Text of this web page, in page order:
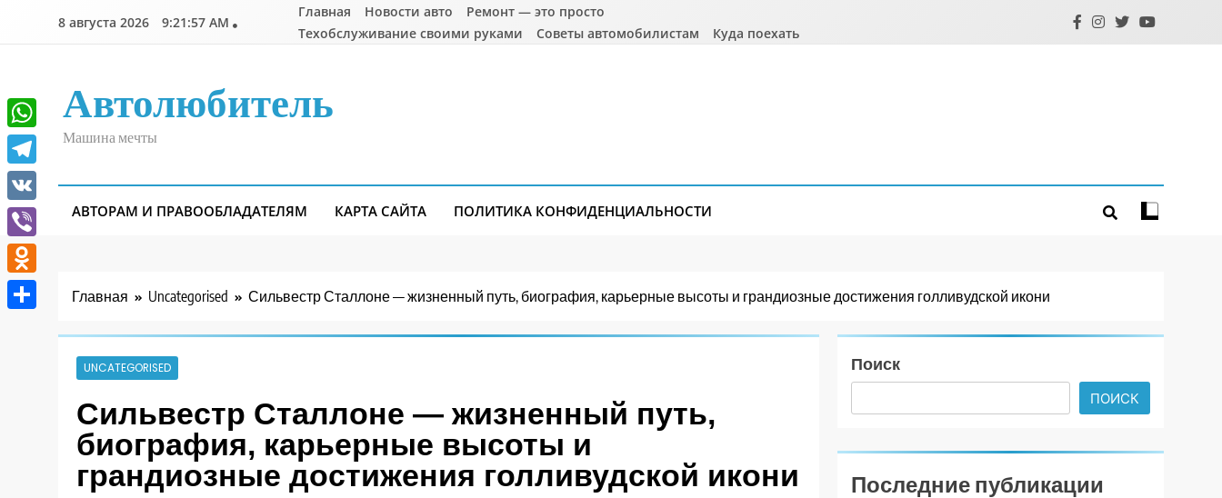
8 августа 2026 9:21:58 AM
Главная Новости авто
Ремонт — это просто
Техобслуживание своими руками
Советы автомобилистам Куда поехать
Автолюбитель
Машина мечты
АВТОРАМ И ПРАВООБЛАДАТЕЛЯМ КАРТА САЙТА ПОЛИТИКА КОНФИДЕНЦИАЛЬНОСТИ
Главная Uncategorised Сильвестр Сталлоне — жизненный путь, биография, карьерные высоты и грандиозные достижения голливудской икони
UNCATEGORISED
Сильвестр Сталлоне — жизненный путь,
биография, карьерные высоты и
грандиозные достижения голливудской икони
Поиск
ПОИСК
Последние публикации
WhatsApp
Telegram
VK
Viber
Odnoklassniki